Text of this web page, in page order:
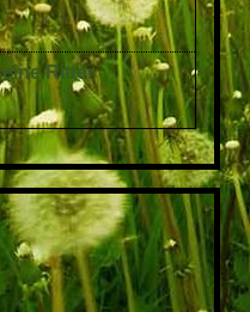
Ritter